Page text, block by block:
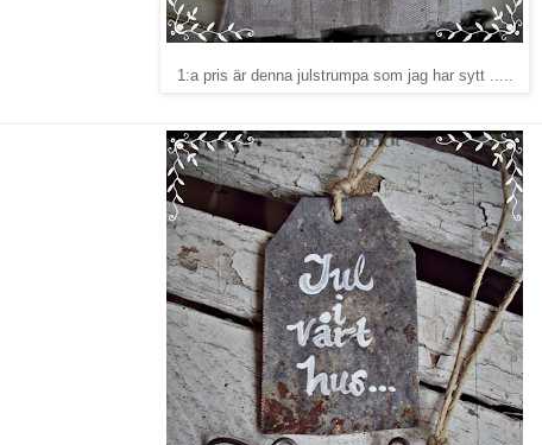
1:a pris är denna julstrumpa som jag har sytt .....